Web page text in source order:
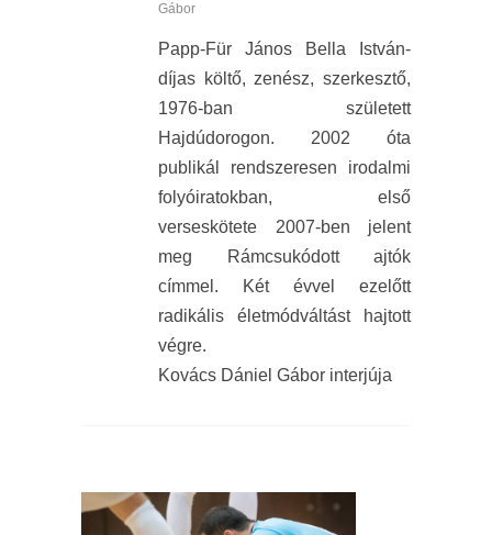
Gábor
Papp-Für János Bella István-
díjas költő, zenész, szerkesztő,
1976-ban született
Hajdúdorogon. 2002 óta
publikál rendszeresen irodalmi
folyóiratokban, első
verseskötete 2007-ben jelent
meg Rámcsukódott ajtók
címmel. Két évvel ezelőtt
radikális életmódváltást hajtott
végre.
Kovács Dániel Gábor interjúja